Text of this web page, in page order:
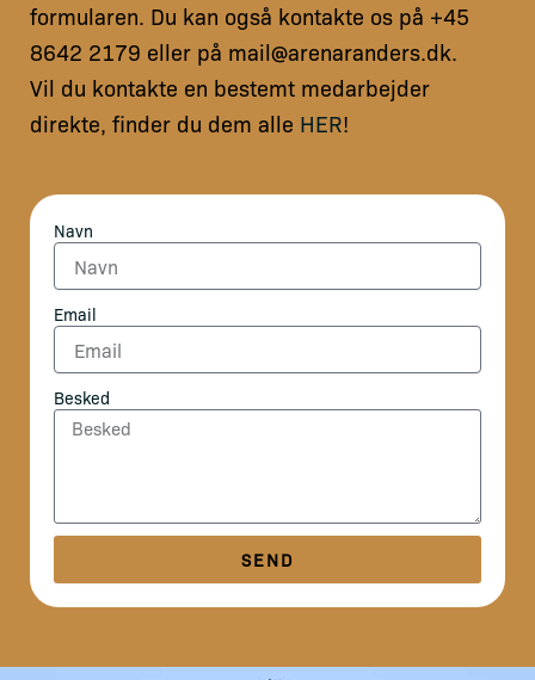
formularen. Du kan også kontakte os på +45
8642 2179 eller på mail@arenaranders.dk.
Vil du kontakte en bestemt medarbejder
direkte, finder du dem alle HER!
Navn
Email
Besked
SEND